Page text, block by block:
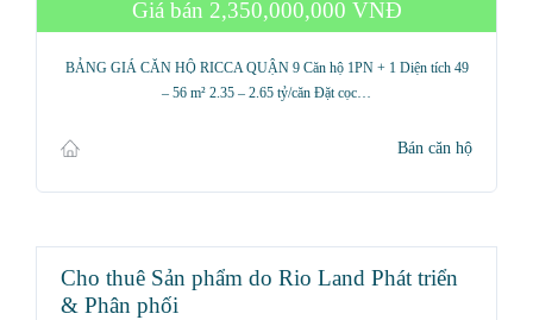
Giá bán 2,350,000,000 VNĐ
BẢNG GIÁ CĂN HỘ RICCA QUẬN 9 Căn hộ 1PN + 1 Diện tích 49
– 56 m² 2.35 – 2.65 tỷ/căn Đặt cọc…
Bán căn hộ
Cho thuê Sản phẩm do Rio Land Phát triển
& Phân phối